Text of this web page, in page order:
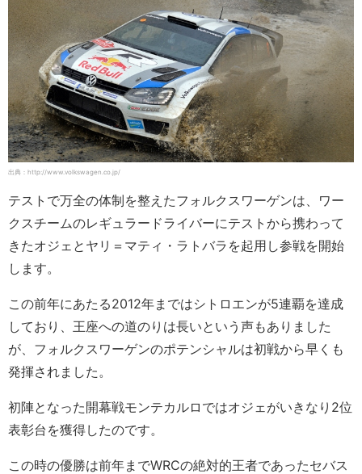
出典：http://www.volkswagen.co.jp/
テストで万全の体制を整えたフォルクスワーゲンは、ワー
クスチームのレギュラードライバーにテストから携わって
きたオジェとヤリ＝マティ・ラトバラを起用し参戦を開始
します。
この前年にあたる2012年まではシトロエンが5連覇を達成
しており、王座への道のりは長いという声もありました
が、フォルクスワーゲンのポテンシャルは初戦から早くも
発揮されました。
初陣となった開幕戦モンテカルロではオジェがいきなり2位
表彰台を獲得したのです。
この時の優勝は前年までWRCの絶対的王者であったセバス